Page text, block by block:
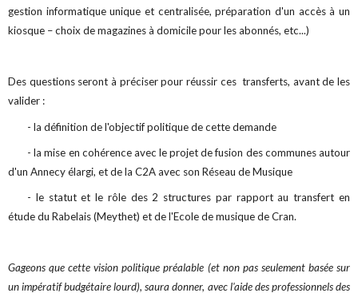
gestion informatique unique et centralisée, préparation d'un accès à un
kiosque – choix de magazines à domicile pour les abonnés, etc...)
Des questions seront à préciser pour réussir ces transferts, avant de les
valider :
- la définition de l'objectif politique de cette demande
- la mise en cohérence avec le projet de fusion des communes autour
d'un Annecy élargi, et de la C2A avec son Réseau de Musique
- le statut et le rôle des 2 structures par rapport au transfert en
étude du Rabelais (Meythet) et de l'Ecole de musique de Cran.
Gageons que cette vision politique préalable (et non pas seulement basée sur
un impératif budgétaire lourd), saura donner, avec l'aide des professionnels des